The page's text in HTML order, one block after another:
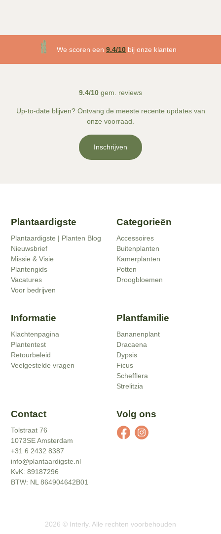
We scoren een 9.4/10 bij onze klanten
9.4/10 gem. reviews
Up-to-date blijven? Ontvang de meeste recente updates van
onze voorraad.
Inschrijven
Plantaardigste
Plantaardigste | Planten Blog
Nieuwsbrief
Missie & Visie
Plantengids
Vacatures
Voor bedrijven
Categorieën
Accessoires
Buitenplanten
Kamerplanten
Potten
Droogbloemen
Informatie
Klachtenpagina
Plantentest
Retourbeleid
Veelgestelde vragen
Plantfamilie
Bananenplant
Dracaena
Dypsis
Ficus
Schefflera
Strelitzia
Contact
Tolstraat 76
1073SE Amsterdam
+31 6 2432 8387
info@plantaardigste.nl
KvK: 89187296
BTW: NL 864904642B01
Volg ons
2026 © Interly. Alle rechten voorbehouden